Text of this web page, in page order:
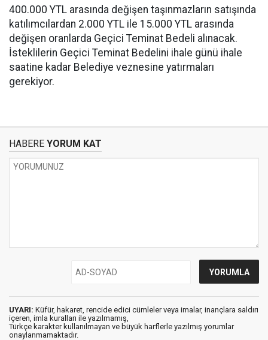
400.000 YTL arasında değişen taşınmazların satışında
katılımcılardan 2.000 YTL ile 15.000 YTL arasında
değişen oranlarda Geçici Teminat Bedeli alınacak.
İsteklilerin Geçici Teminat Bedelini ihale günü ihale
saatine kadar Belediye veznesine yatırmaları
gerekiyor.
HABERE YORUM KAT
UYARI: Küfür, hakaret, rencide edici cümleler veya imalar, inançlara saldırı
içeren, imla kuralları ile yazılmamış,
Türkçe karakter kullanılmayan ve büyük harflerle yazılmış yorumlar
onaylanmamaktadır.